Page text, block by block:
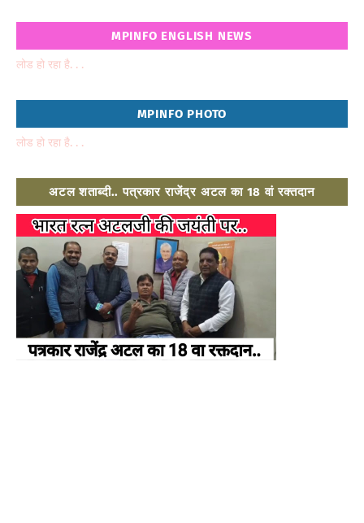
MPINFO ENGLISH NEWS
लोड हो रहा है. . .
MPINFO PHOTO
लोड हो रहा है. . .
अटल शताब्दी.. पत्रकार राजेंद्र अटल का 18 वां रक्तदान